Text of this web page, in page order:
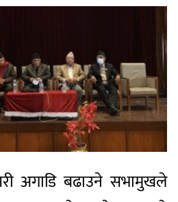
अगाडि बढाउने सभामुखले